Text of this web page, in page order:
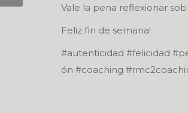
Vale la pena reflexionar
Feliz fin de semana!
#autenticidad #felicidad
ón #coaching